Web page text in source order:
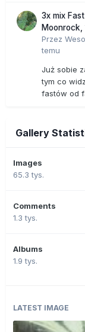
3x mix
Moonrock,
Przez
temu
Już sobie
tym co
fastów od
Gallery
Images
65.3 tys.
Comments
1.3 tys.
Albums
1.9 tys.
LATEST IMAGE